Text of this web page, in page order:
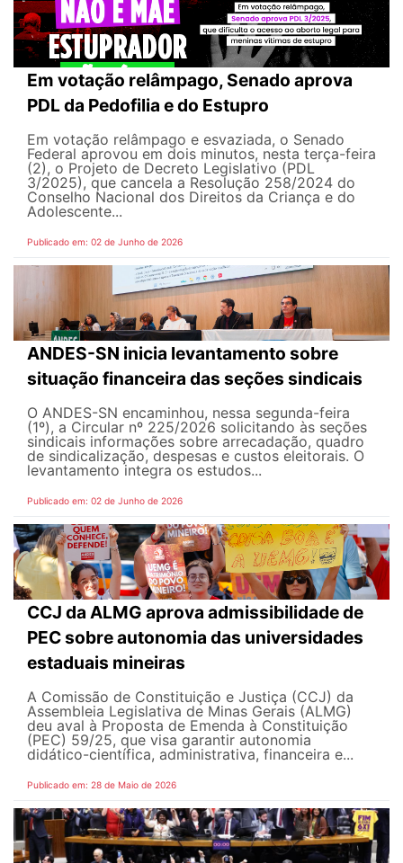
Em votação relâmpago, Senado aprova
PDL da Pedofilia e do Estupro
Em votação relâmpago e esvaziada, o Senado
Federal aprovou em dois minutos, nesta terça-feira
(2), o Projeto de Decreto Legislativo (PDL
3/2025), que cancela a Resolução 258/2024 do
Conselho Nacional dos Direitos da Criança e do
Adolescente...
Publicado em: 02 de Junho de 2026
ANDES-SN inicia levantamento sobre
situação financeira das seções sindicais
O ANDES-SN encaminhou, nessa segunda-feira
(1º), a Circular nº 225/2026 solicitando às seções
sindicais informações sobre arrecadação, quadro
de sindicalização, despesas e custos eleitorais. O
levantamento integra os estudos...
Publicado em: 02 de Junho de 2026
CCJ da ALMG aprova admissibilidade de
PEC sobre autonomia das universidades
estaduais mineiras
A Comissão de Constituição e Justiça (CCJ) da
Assembleia Legislativa de Minas Gerais (ALMG)
deu aval à Proposta de Emenda à Constituição
(PEC) 59/25, que visa garantir autonomia
didático-científica, administrativa, financeira e...
Publicado em: 28 de Maio de 2026